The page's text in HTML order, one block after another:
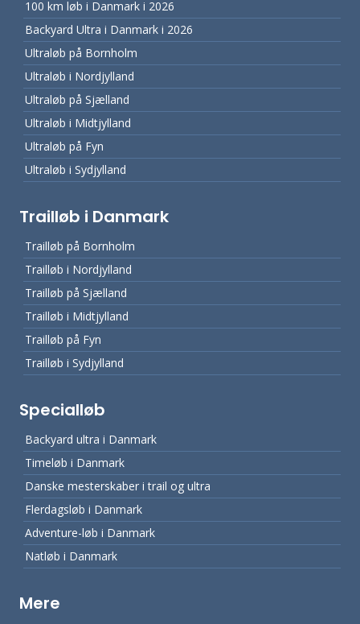
100 km løb i Danmark i 2026
Backyard Ultra i Danmark i 2026
Ultraløb på Bornholm
Ultraløb i Nordjylland
Ultraløb på Sjælland
Ultraløb i Midtjylland
Ultraløb på Fyn
Ultraløb i Sydjylland
Trailløb i Danmark
Trailløb på Bornholm
Trailløb i Nordjylland
Trailløb på Sjælland
Trailløb i Midtjylland
Trailløb på Fyn
Trailløb i Sydjylland
Specialløb
Backyard ultra i Danmark
Timeløb i Danmark
Danske mesterskaber i trail og ultra
Flerdagsløb i Danmark
Adventure-løb i Danmark
Natløb i Danmark
Mere